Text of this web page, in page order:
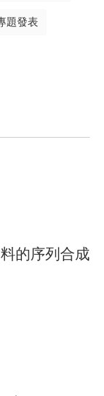
題發表
的序列合成